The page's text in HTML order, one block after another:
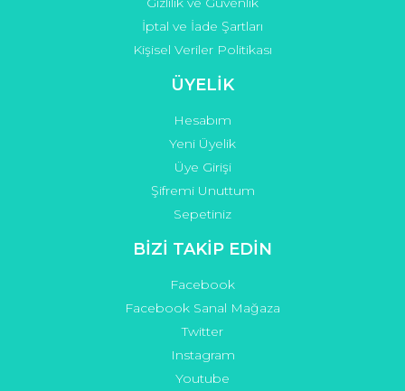
İptal ve İade Şartları
Kişisel Veriler Politikası
ÜYELİK
Hesabım
Yeni Üyelik
Üye Girişi
Şifremi Unuttum
Sepetiniz
BİZİ TAKİP EDİN
Facebook
Facebook Sanal Mağaza
Twitter
Instagram
Youtube